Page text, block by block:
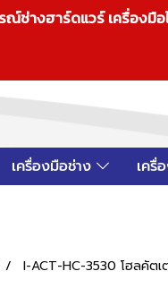
ช่างฮาร์ดแวร์ เครื่อง
เครื่องมือช่าง เครื่
I-ACT-HC-3530 โฮลคัตเ